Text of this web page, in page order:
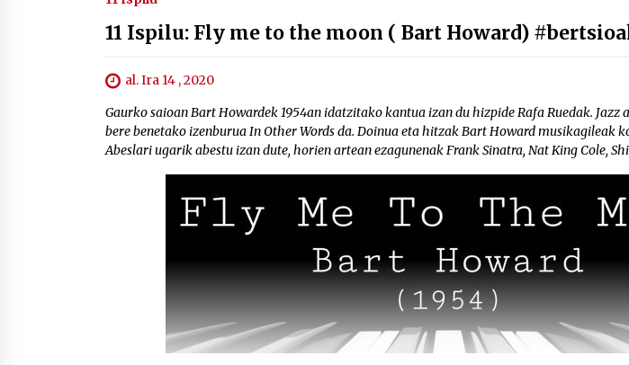
11 Ispilu: Fly me to the moon ( Bart Howard)
al. Ira 14 , 2020
Gaurko saioan Bart Howardek 1954an idatzitako kantua izan du hizpide Rafa Ruedak. Jazz
bere benetako izenburua In Other Words da. Doinua eta hitzak Bart Howard musikagileak
Abeslari ugarik abestu izan dute, horien artean ezagunenak Frank Sinatra, Nat King Cole,